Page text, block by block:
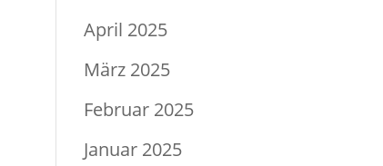
April 2025
März 2025
Februar 2025
Januar 2025